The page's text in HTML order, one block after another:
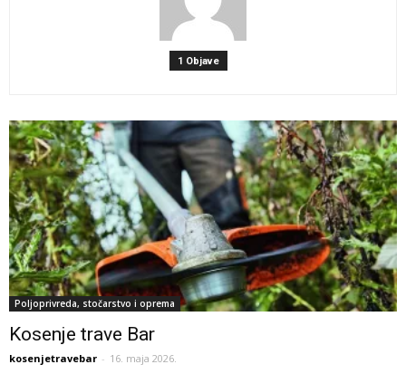
1 Objave
Poljoprivreda, stočarstvo i oprema
Kosenje trave Bar
kosenjetravebar - 16. maja 2026.